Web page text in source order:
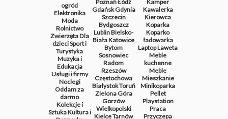
ogród
Elektronika
Moda
Rolnictwo
ZwierzętaDla
dzieciSport i
Turystyka
Muzyka i
Edukacja
Usługi i firmy
Noclegi
Oddam za
darmo
Kolekcje i
SztukaKultura i
PoznańŁódź
GdańskGdynia
Szczecin
Bydgoszcz
LublinBielsko-
BiałaKatowice
Bytom
Sosnowiec
Radom
Rzeszów
Częstochowa
BiałystokToruń
Zielona Góra
Gorzów
Wielkopolski
KielceTarnów
Kamper
Kawalerka
Kierowca
Koparka
Koparko
ładowarka
LaptopLaweta
Meble
kuchenne
Meble
Mieszkanie
Minikoparka
Pellet
Playstation
Praca
Przyczepa